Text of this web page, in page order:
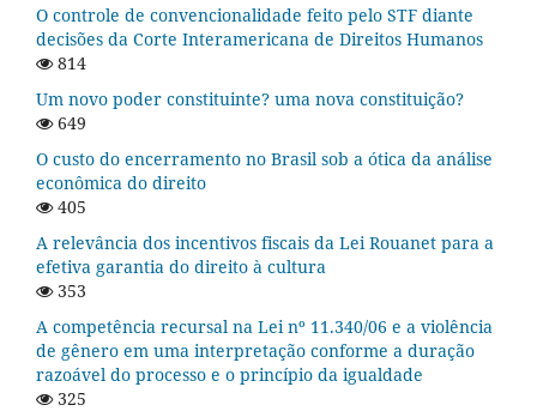
O controle de convencionalidade feito pelo STF diante
decisões da Corte Interamericana de Direitos Humanos
814
Um novo poder constituinte? uma nova constituição?
649
O custo do encerramento no Brasil sob a ótica da análise
econômica do direito
405
A relevância dos incentivos fiscais da Lei Rouanet para a
efetiva garantia do direito à cultura
353
A competência recursal na Lei nº 11.340/06 e a violência
de gênero em uma interpretação conforme a duração
razoável do processo e o princípio da igualdade
325